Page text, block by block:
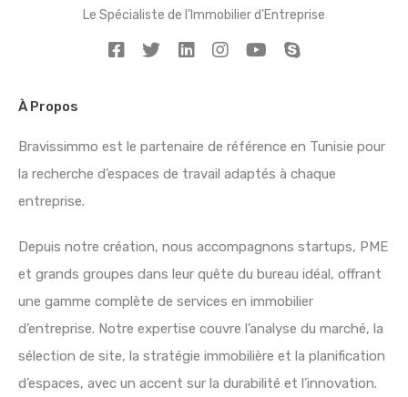
Le Spécialiste de l'Immobilier d'Entreprise
À Propos
Bravissimmo est le partenaire de référence en Tunisie pour
la recherche d’espaces de travail adaptés à chaque
entreprise.
Depuis notre création, nous accompagnons startups, PME
et grands groupes dans leur quête du bureau idéal, offrant
une gamme complète de services en immobilier
d’entreprise. Notre expertise couvre l’analyse du marché, la
sélection de site, la stratégie immobilière et la planification
d’espaces, avec un accent sur la durabilité et l’innovation.